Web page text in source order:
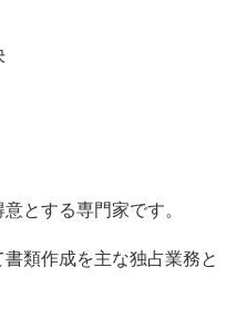
とする専門家です。
類作成を主な独占業務と